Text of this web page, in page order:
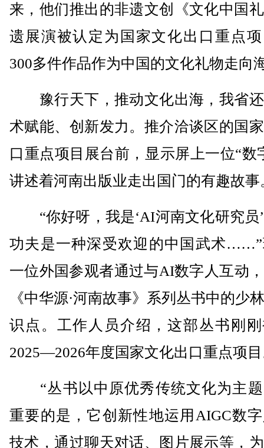
来，他们推出的非遗文创《文化中国
遗展演被认定为国家文化出口重点
300多件作品作为中国的文化礼物走向
豫行天下，推动文化出海，我省
术赋能、创新发力。推介洽谈区的国
口重点项目展台前，显示屏上一位“数
讲述着河南出版业走出国门的有趣故事
“你好呀，我是‘AI河南文化研究员
功夫是一种深受欢迎的中国武术
一位外国参观者通过与AI数字人互动
《中华源·河南故事》系列丛书中的少
识点。工作人员介绍，这部丛书刚
2025—2026年度国家文化出口重点项
“丛书以中原优秀传统文化为主题
重要的是，它创新性地运用AIGC数
技术，通过聊天对话、图片展示等，